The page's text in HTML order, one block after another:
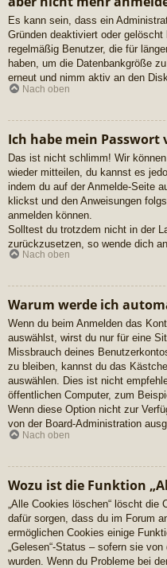
Es kann sein, dass ein
Gründen deaktiviert oder
regelmäßig Benutzer, die für
haben, um die Datenbankgröße
erneut und nimm aktiv an den
Nach oben
Ich habe mein Passwort
Das ist nicht schlimm! Wir
wieder mitteilen, du kannst es
indem du auf der Anmelde-Seite
klickst und den Anweisungen
anmelden können.
Solltest du trotzdem nicht in der
zurückzusetzen, so wende dich
Nach oben
Warum werde ich
Wenn du beim Anmelden das
auswählst, wirst du nur für eine
Missbrauch deines
zu bleiben, kannst du das
auswählen. Dies ist nicht
öffentlichen Computer, zum
Wenn diese Option nicht zur
von der Board-Administration
Nach oben
Wozu ist die Funktion
„Alle Cookies löschen“ löscht
dafür sorgen, dass du im Forum
ermöglichen Cookies einige
„Gelesen“-Status – sofern sie
wurden. Wenn du Probleme bei